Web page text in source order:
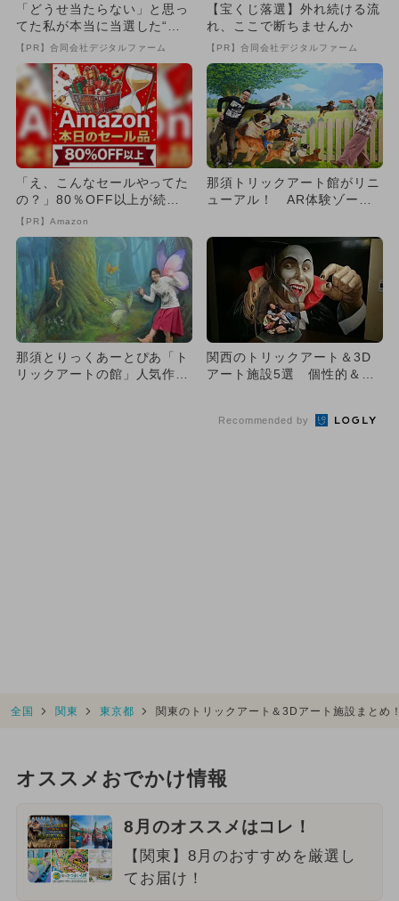
「どうせ当たらない」と思っ
てた私が本当に当選した“買
い方”がこれ
【PR】合同会社デジタルファーム
【宝くじ落選】外れ続ける流
れ、ここで断ちませんか
【PR】合同会社デジタルファーム
「え、こんなセールやってた
の？」80％OFF以上が続々
登場！Amazonの本気が...
【PR】Amazon
那須トリックアート館がリニ
ューアル！ AR体験ゾーン
那須とりっくあーとぴあ「ト
リックアートの館」人気作品
関西のトリックアート＆3D
アート施設5選 個性的＆変
Recommended by
全国 関東 東京都 関東のトリックアート＆3Dアート施設まと
オススメおでかけ情報
8月のオススメはコレ！
【関東】8月のおすすめを厳選し
てお届け！